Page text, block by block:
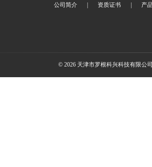
公司简介 资质证书 产
© 2026 天津市罗根科兴科技有限公